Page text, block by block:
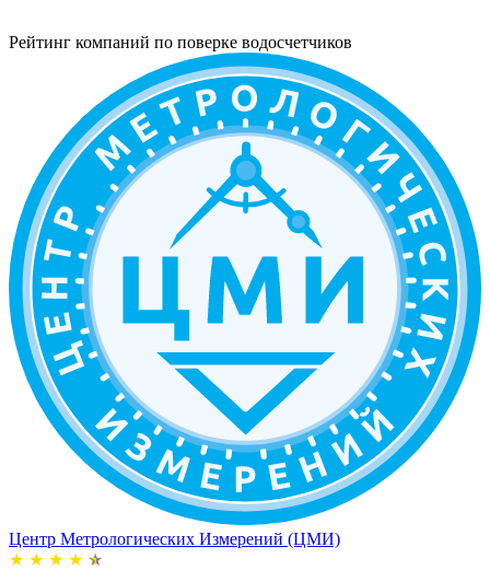
Рейтинг компаний по поверке водосчетчиков
Центр Метрологических Измерений (ЦМИ)
★ ★ ★ ★ ★